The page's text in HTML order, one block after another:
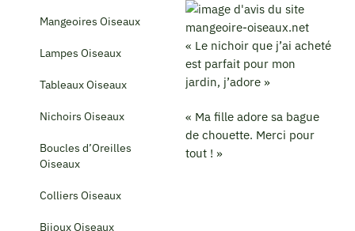
Mangeoires Oiseaux
Lampes Oiseaux
Tableaux Oiseaux
Nichoirs Oiseaux
Boucles d’Oreilles
Oiseaux
Colliers Oiseaux
Bijoux Oiseaux
« Le nichoir que j’ai acheté
est parfait pour mon
jardin, j’adore »
« Ma fille adore sa bague
de chouette. Merci pour
tout ! »